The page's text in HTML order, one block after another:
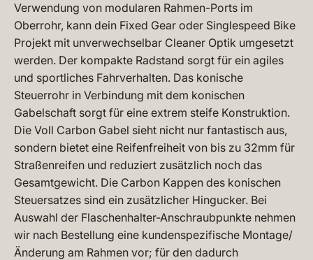
Verwendung von modularen Rahmen-Ports im
Oberrohr, kann dein Fixed Gear oder Singlespeed Bike
Projekt mit unverwechselbar Cleaner Optik umgesetzt
werden. Der kompakte Radstand sorgt für ein agiles
und sportliches Fahrverhalten. Das konische
Steuerrohr in Verbindung mit dem konischen
Gabelschaft sorgt für eine extrem steife Konstruktion.
Die Voll Carbon Gabel sieht nicht nur fantastisch aus,
sondern bietet eine Reifenfreiheit von bis zu 32mm für
Straßenreifen und reduziert zusätzlich noch das
Gesamtgewicht. Die Carbon Kappen des konischen
Steuersatzes sind ein zusätzlicher Hingucker. Bei
Auswahl der Flaschenhalter-Anschraubpunkte nehmen
wir nach Bestellung eine kundenspezifische Montage/
Änderung am Rahmen vor; für den dadurch